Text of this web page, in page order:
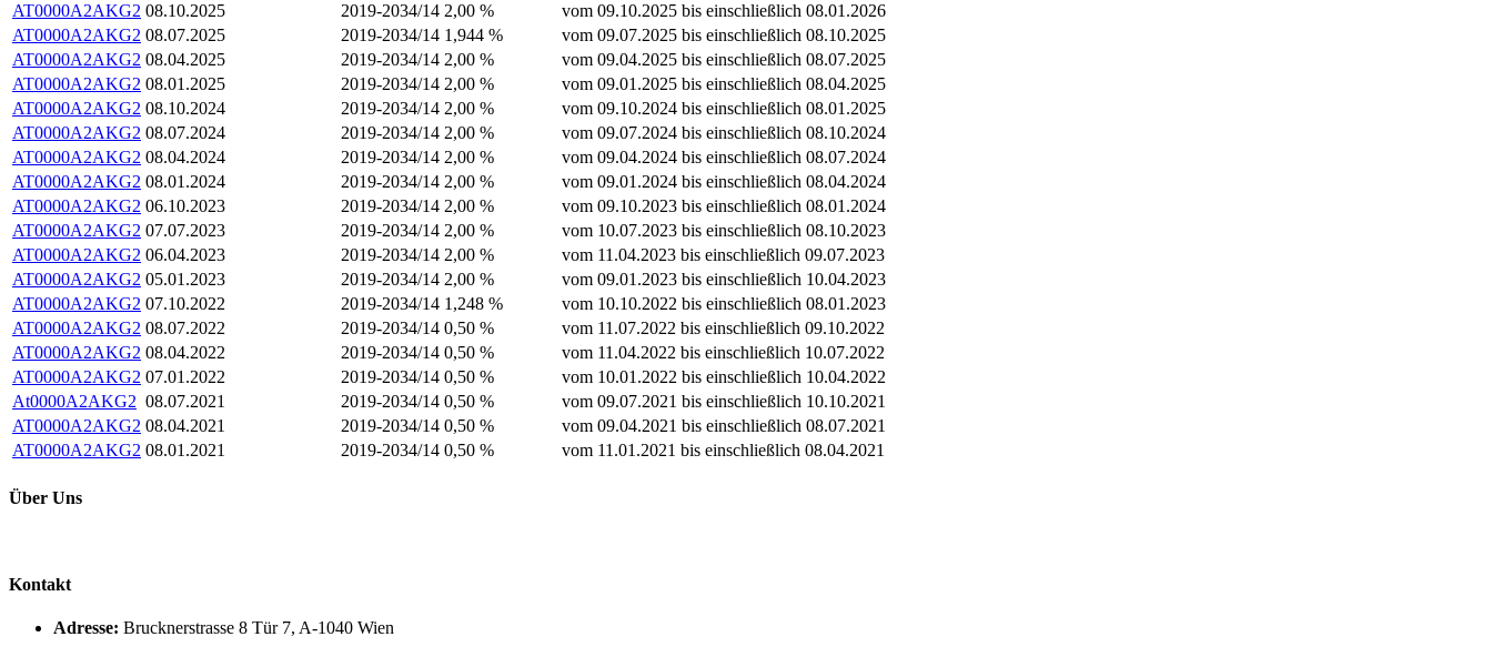
AT0000A2AKG2 08.10.2025 2019-2034/14 2,00 %
vom 09.10.2025 bis einschließlich 08.01.2026
AT0000A2AKG2 08.07.2025 2019-2034/14 1,944 %
vom 09.07.2025 bis einschließlich 08.10.2025
AT0000A2AKG2 08.04.2025 2019-2034/14 2,00 %
vom 09.04.2025 bis einschließlich 08.07.2025
AT0000A2AKG2 08.01.2025 2019-2034/14 2,00 %
vom 09.01.2025 bis einschließlich 08.04.2025
AT0000A2AKG2 08.10.2024 2019-2034/14 2,00 %
vom 09.10.2024 bis einschließlich 08.01.2025
AT0000A2AKG2 08.07.2024 2019-2034/14 2,00 %
vom 09.07.2024 bis einschließlich 08.10.2024
AT0000A2AKG2 08.04.2024 2019-2034/14 2,00 %
vom 09.04.2024 bis einschließlich 08.07.2024
AT0000A2AKG2 08.01.2024 2019-2034/14 2,00 %
vom 09.01.2024 bis einschließlich 08.04.2024
AT0000A2AKG2 06.10.2023 2019-2034/14 2,00 %
vom 09.10.2023 bis einschließlich 08.01.2024
AT0000A2AKG2 07.07.2023 2019-2034/14 2,00 %
vom 10.07.2023 bis einschließlich 08.10.2023
AT0000A2AKG2 06.04.2023 2019-2034/14 2,00 %
vom 11.04.2023 bis einschließlich 09.07.2023
AT0000A2AKG2 05.01.2023 2019-2034/14 2,00 %
vom 09.01.2023 bis einschließlich 10.04.2023
AT0000A2AKG2 07.10.2022 2019-2034/14 1,248 %
vom 10.10.2022 bis einschließlich 08.01.2023
AT0000A2AKG2 08.07.2022 2019-2034/14 0,50 %
vom 11.07.2022 bis einschließlich 09.10.2022
AT0000A2AKG2 08.04.2022 2019-2034/14 0,50 %
vom 11.04.2022 bis einschließlich 10.07.2022
AT0000A2AKG2 07.01.2022 2019-2034/14 0,50 %
vom 10.01.2022 bis einschließlich 10.04.2022
At0000A2AKG2 08.07.2021 2019-2034/14 0,50 %
vom 09.07.2021 bis einschließlich 10.10.2021
AT0000A2AKG2 08.04.2021 2019-2034/14 0,50 %
vom 09.04.2021 bis einschließlich 08.07.2021
AT0000A2AKG2 08.01.2021 2019-2034/14 0,50 % vom 11.01.2021 bis einschließlich 08.04.2021
Über Uns
Kontakt
Adresse: Brucknerstrasse 8 Tür 7, A-1040 Wien